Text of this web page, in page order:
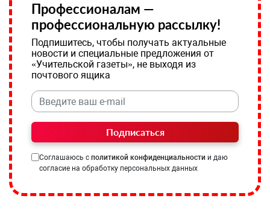
Профессионалам —
профессиональную рассылку!
Подпишитесь, чтобы получать актуальные
новости и специальные предложения от
«Учительской газеты», не выходя из
почтового ящика
Подписаться
Соглашаюсь с политикой конфиденциальности и даю
согласие на обработку персональных данных